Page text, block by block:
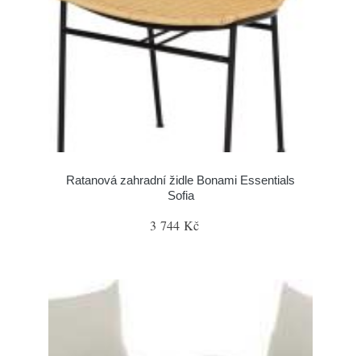
Ratanová zahradní židle Bonami Essentials
Sofia
3 744 Kč